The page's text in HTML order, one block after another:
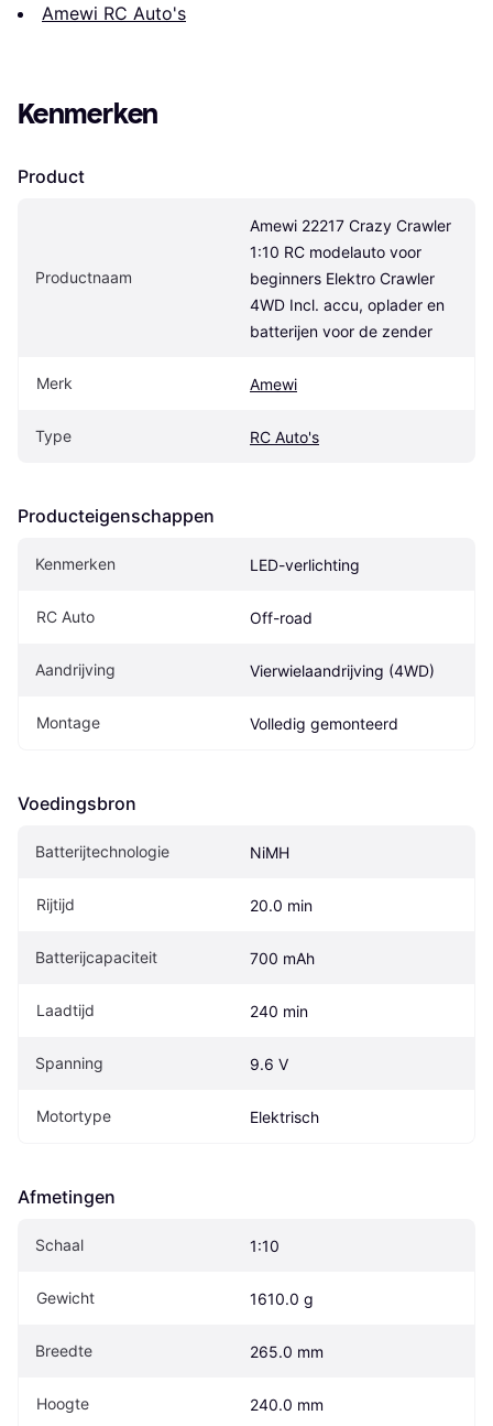
Amewi RC Auto's
Kenmerken
Product
Productnaam
Amewi 22217 Crazy Crawler
1:10 RC modelauto voor
beginners Elektro Crawler
4WD Incl. accu, oplader en
batterijen voor de zender
Merk Amewi
Type RC Auto's
Producteigenschappen
Kenmerken LED-verlichting
RC Auto Off-road
Aandrijving Vierwielaandrijving (4WD)
Montage Volledig gemonteerd
Voedingsbron
Batterijtechnologie NiMH
Rijtijd 20.0 min
Batterijcapaciteit 700 mAh
Laadtijd 240 min
Spanning 9.6 V
Motortype Elektrisch
Afmetingen
Schaal 1:10
Gewicht 1610.0 g
Breedte 265.0 mm
Hoogte 240.0 mm